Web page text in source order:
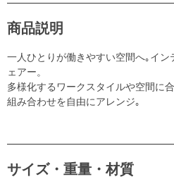
商品説明
一人ひとりが働きやすい空間へ｡イ
ェアー。
多様化するワークスタイルや空間に
組み合わせを自由にアレンジ｡
サイズ・重量・材質